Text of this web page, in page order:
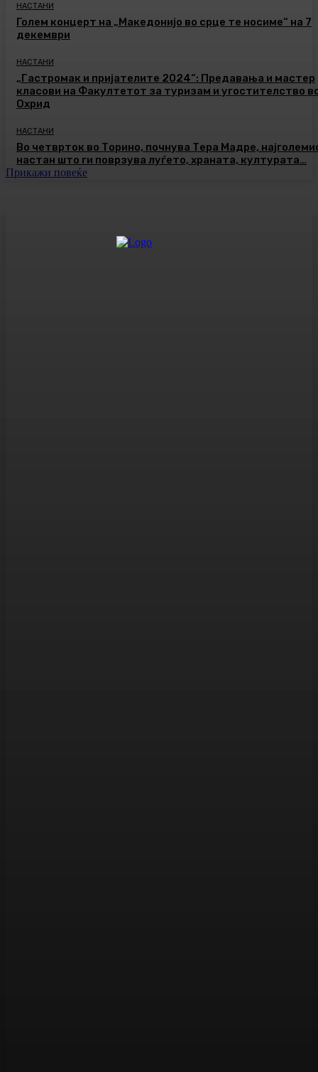
НАСТАНИ
Голем концерт на „Македонијо во срце те носиме“ на 7
декември
НАСТАНИ
„Гастромак и пријателите 2024“: Предавања и мастер
класови на Факултетот за туризам и угостителство
Охрид
НАСТАНИ
Во четврток во Торино, почнува Тера Мадре,
настан што ги поврзува луѓето, храната, културата…
Прикажи повеќе